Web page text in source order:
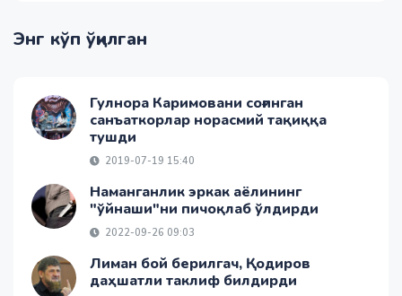
Энг кўп ўқилган
Гулнора Каримовани соғинган
санъаткорлар норасмий тақиққа
тушди
2019-07-19 15:40
Наманганлик эркак аёлининг
"ўйнаши"ни пичоқлаб ўлдирди
2022-09-26 09:03
Лиман бой берилгач, Қодиров
даҳшатли таклиф билдирди